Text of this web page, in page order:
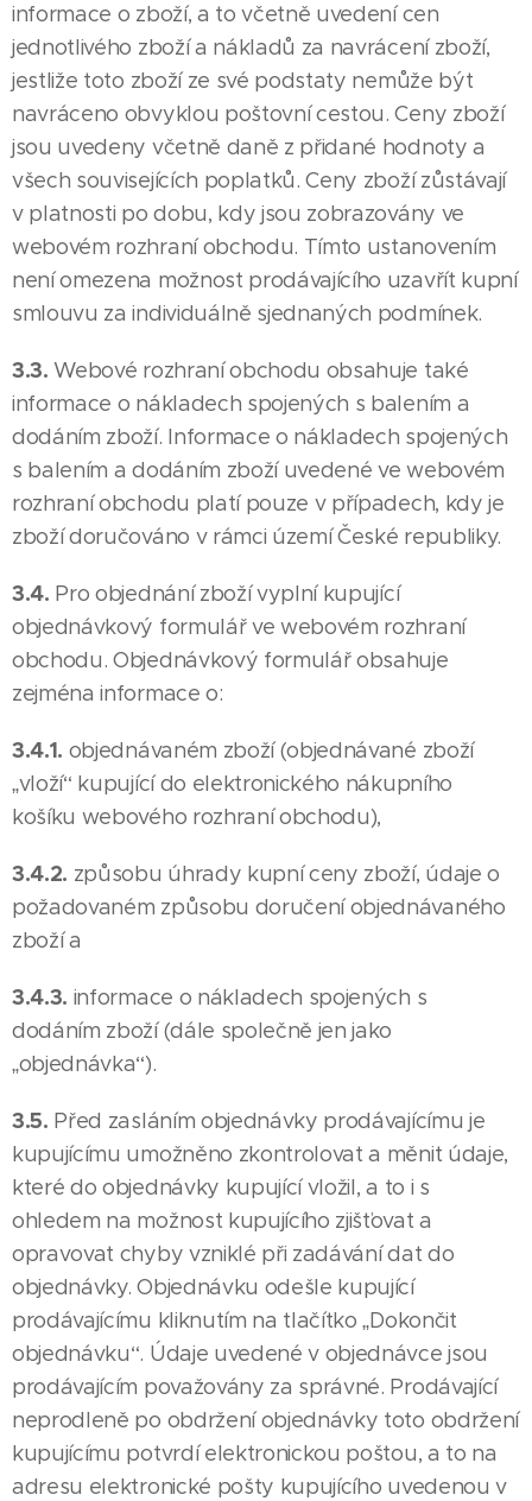
informace o zboží, a to včetně uvedení cen
jednotlivého zboží a nákladů za navrácení zboží,
jestliže toto zboží ze své podstaty nemůže být
navráceno obvyklou poštovní cestou. Ceny zboží
jsou uvedeny včetně daně z přidané hodnoty a
všech souvisejících poplatků. Ceny zboží zůstávají
v platnosti po dobu, kdy jsou zobrazovány ve
webovém rozhraní obchodu. Tímto ustanovením
není omezena možnost prodávajícího uzavřít kupní
smlouvu za individuálně sjednaných podmínek.
3.3.Webové rozhraní obchodu obsahuje také
informace o nákladech spojených s balením a
dodáním zboží. Informace o nákladech spojených
s balením a dodáním zboží uvedené ve webovém
rozhraní obchodu platí pouze v případech, kdy je
zboží doručováno v rámci území České republiky.
3.4. Pro objednání zboží vyplní kupující
objednávkový formulář ve webovém rozhraní
obchodu. Objednávkový formulář obsahuje
zejména informace o:
3.4.1. objednávaném zboží (objednávané zboží
„vloží“ kupující do elektronického nákupního
košíku webového rozhraní obchodu),
3.4.2. způsobu úhrady kupní ceny zboží, údaje o
požadovaném způsobu doručení objednávaného
zboží a
3.4.3. informace o nákladech spojených s
dodáním zboží (dále společně jen jako
„objednávka“).
3.5. Před zasláním objednávky prodávajícímu je
kupujícímu umožněno zkontrolovat a měnit údaje,
které do objednávky kupující vložil, a to i s
ohledem na možnost kupujícího zjišťovat a
opravovat chyby vzniklé při zadávání dat do
objednávky. Objednávku odešle kupující
prodávajícímu kliknutím na tlačítko „Dokončit
objednávku“. Údaje uvedené v objednávce jsou
prodávajícím považovány za správné. Prodávající
neprodleně po obdržení objednávky toto obdržení
kupujícímu potvrdí elektronickou poštou, a to na
adresu elektronické pošty kupujícího uvedenou v